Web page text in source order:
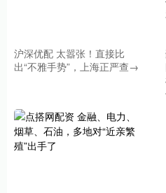
沪深优配 太嚣张！直接比
出“不雅手势”，上海正严查→